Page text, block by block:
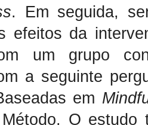
. Em seguida,
efeitos da
um grupo
a seguinte
em
Método. O